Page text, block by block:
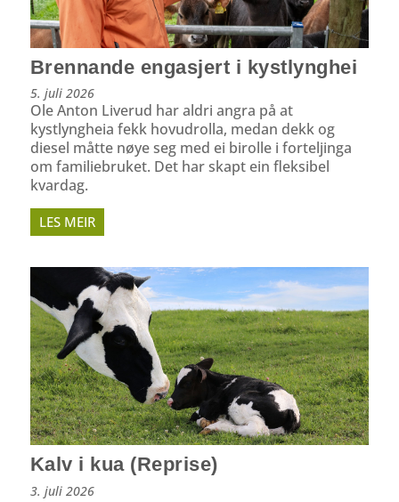
Brennande engasjert i kystlynghei
5. juli 2026
Ole Anton Liverud har aldri angra på at
kystlyngheia fekk hovudrolla, medan dekk og
diesel måtte nøye seg med ei birolle i forteljinga
om familiebruket. Det har skapt ein fleksibel
kvardag.
LES MEIR
Kalv i kua (Reprise)
3. juli 2026